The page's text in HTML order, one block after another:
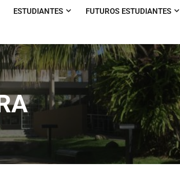
ESTUDIANTES FUTUROS ESTUDIANTES